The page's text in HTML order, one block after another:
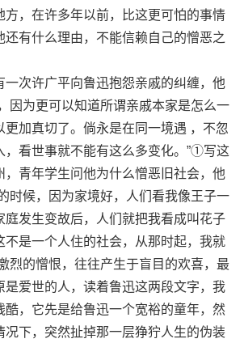
方，在许多年以前，比这更可怕的事情
还有什么理由，不能信赖自己的憎恶之
次许广平向鲁迅抱怨亲戚的纠缠，他
因为更可以知道所谓亲戚本家是怎么一
更加真切了。倘永是在同一境遇 ，不忽
，看世事就不能有这么多变化。”①写这
，青年学生问他为什么憎恶旧社会，他
时候，因为家境好，人们看我像王子一
庭发生变故后，人们就把我看成叫花子
不是一个人住的社会，从那时起，我就
烈的憎恨，往往产生于盲目的欢喜，最
是爱世的人，读着鲁迅这两段文字，我
酷，它先是给鲁迅一个宽裕的童年，然
况下，突然扯掉那一层狰狞人生的伪装